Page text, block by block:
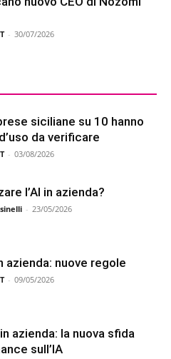
- 30/07/2026
siciliane su 10 hanno
da verificare
- 03/08/2026
l’AI in azienda?
- 23/05/2026
azienda: nuove regole
- 09/05/2026
azienda: la nuova sfida
sull’IA